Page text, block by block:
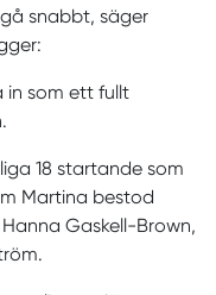
snabbt, säger
in som ett fullt
18 startande som
Martina bestod
Gaskell-Brown,